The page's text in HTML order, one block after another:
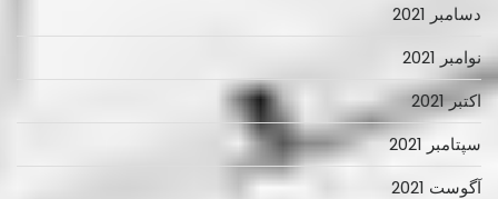
دسامبر 2021
نوامبر 2021
اکتبر 2021
سپتامبر 2021
آگوست 2021